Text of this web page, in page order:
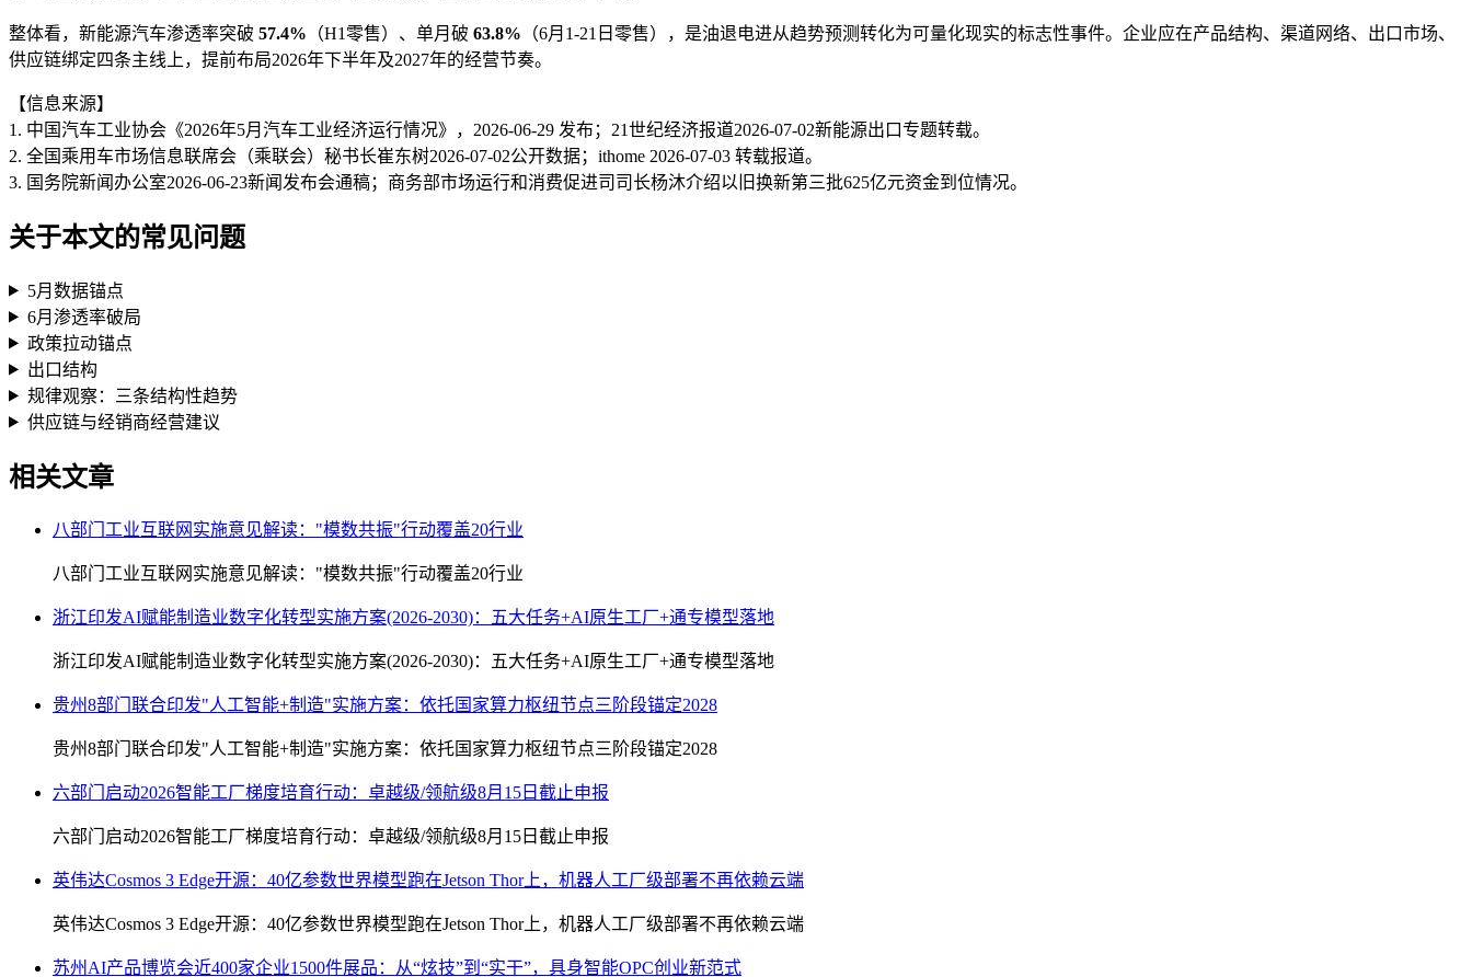
整体看，新能源汽车渗透率突破 57.4% （H1零售）、单月破 63.8% （6月1-21日零售），是油退电进从趋势预测转化为可量化现实的标志性事件。企业应在产品结构、渠道网络、出口市场、
供应链绑定四条主线上，提前布局2026年下半年及2027年的经营节奏。
【信息来源】
1. 中国汽车工业协会《2026年5月汽车工业经济运行情况》，2026-06-29 发布；21世纪经济报道2026-07-02新能源出口专题转载。
2. 全国乘用车市场信息联席会（乘联会）秘书长崔东树2026-07-02公开数据；ithome 2026-07-03 转载报道。
3. 国务院新闻办公室2026-06-23新闻发布会通稿；商务部市场运行和消费促进司司长杨沐介绍以旧换新第三批625亿元资金到位情况。
关于本文的常见问题
5月数据锚点
6月渗透率破局
政策拉动锚点
出口结构
规律观察：三条结构性趋势
供应链与经销商经营建议
相关文章
八部门工业互联网实施意见解读："模数共振"行动覆盖20行业
八部门工业互联网实施意见解读："模数共振"行动覆盖20行业
浙江印发AI赋能制造业数字化转型实施方案(2026-2030)：五大任务+AI原生工厂+通专模型落地
浙江印发AI赋能制造业数字化转型实施方案(2026-2030)：五大任务+AI原生工厂+通专模型落地
贵州8部门联合印发"人工智能+制造"实施方案：依托国家算力枢纽节点三阶段锚定2028
贵州8部门联合印发"人工智能+制造"实施方案：依托国家算力枢纽节点三阶段锚定2028
六部门启动2026智能工厂梯度培育行动：卓越级/领航级8月15日截止申报
六部门启动2026智能工厂梯度培育行动：卓越级/领航级8月15日截止申报
英伟达Cosmos 3 Edge开源：40亿参数世界模型跑在Jetson Thor上，机器人工厂级部署不再依赖云端
英伟达Cosmos 3 Edge开源：40亿参数世界模型跑在Jetson Thor上，机器人工厂级部署不再依赖云端
苏州AI产品博览会近400家企业1500件展品：从“炫技”到“实干”，具身智能OPC创业新范式